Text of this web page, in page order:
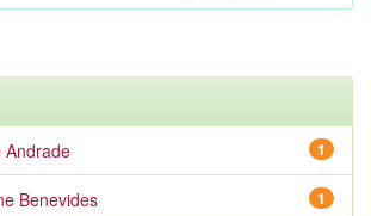
1
Andrade
1
Benevides